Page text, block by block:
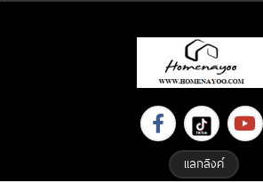
แลกลิงค์